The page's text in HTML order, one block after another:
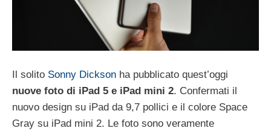
Il solito Sonny Dickson ha pubblicato quest’oggi
nuove foto di iPad 5 e iPad mini 2. Confermati il
nuovo design su iPad da 9,7 pollici e il colore Space
Gray su iPad mini 2. Le foto sono veramente